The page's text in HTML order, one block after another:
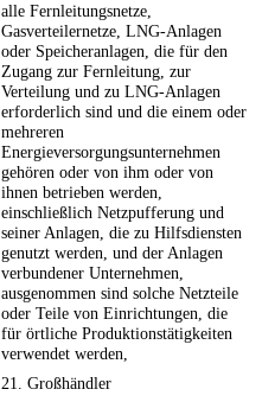
alle Fernleitungsnetze,
Gasverteilernetze, LNG-Anlagen
oder Speicheranlagen, die für den
Zugang zur Fernleitung, zur
Verteilung und zu LNG-Anlagen
erforderlich sind und die einem oder
mehreren
Energieversorgungsunternehmen
gehören oder von ihm oder von
ihnen betrieben werden,
einschließlich Netzpufferung und
seiner Anlagen, die zu Hilfsdiensten
genutzt werden, und der Anlagen
verbundener Unternehmen,
ausgenommen sind solche Netzteile
oder Teile von Einrichtungen, die
für örtliche Produktionstätigkeiten
verwendet werden,
21. Großhändler